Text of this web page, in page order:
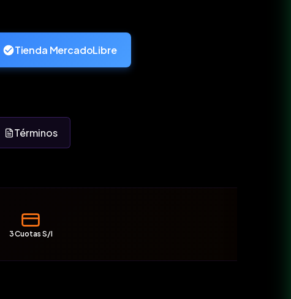
Tienda MercadoLibre
Términos
3 Cuotas S/I